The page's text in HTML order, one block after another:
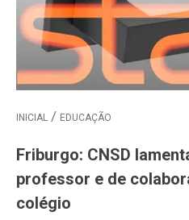
INICIAL EDUCAÇÃO
Friburgo: CNSD
professor e de
colégio